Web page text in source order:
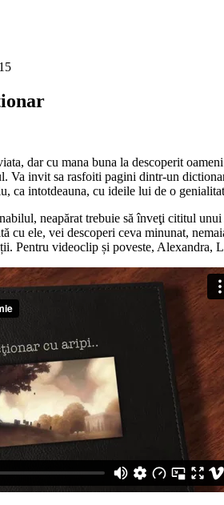
dar cu mana buna la descoperit
Va invit sa rasfoiti pagini dintr-un
ca intotdeauna, cu ideile lui de o
neapărat trebuie să înveţi cititul
cu ele, vei descoperi ceva minunat,
Pentru videoclip și poveste, Alexandra,